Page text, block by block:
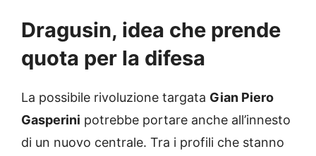
Dragusin, idea che prende
quota per la difesa
La possibile rivoluzione targata Gian Piero
Gasperini potrebbe portare anche all’innesto
di un nuovo centrale. Tra i profili che stanno